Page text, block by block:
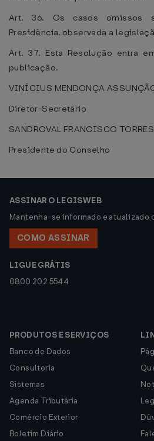
Art. 36. Os casos omissos
Presidência, observada a
Art. 37. Esta Resolução entra
publicação.
VINÍCIUS MENDONÇA
Diretor-Secretário
SANDROVAL FRANCISCO TORRES
Presidente do Conselho
ASSINAR O LEGISWEB
Mantenha-se informado e atualizado
COMO ASSINAR
LIGUE GRÁTIS
0800 202 5544
PRODUTOS E SERVIÇOS
Banco de Dados
Consultoria
Sistemas
Agenda Tributária
Comércio Exterior
Boletim Diário